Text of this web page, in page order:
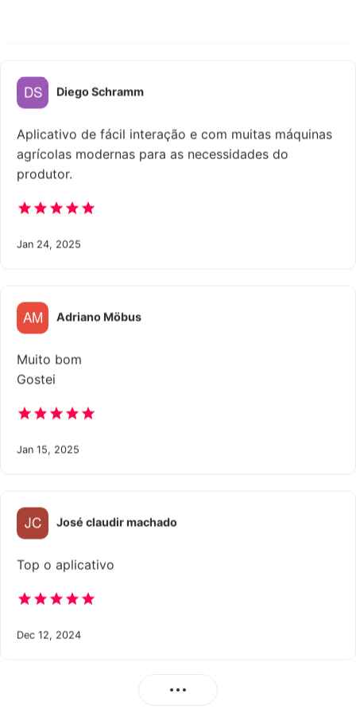
Diego Schramm
Aplicativo de fácil interação e com muitas máquinas
agrícolas modernas para as necessidades do
produtor.
Jan 24, 2025
Adriano Möbus
Muito bom
Gostei
Jan 15, 2025
José claudir machado
Top o aplicativo
Dec 12, 2024